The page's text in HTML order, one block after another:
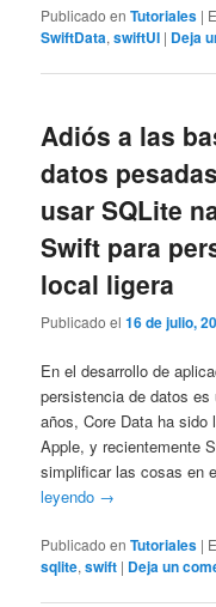
Publicado en Tutoriales |
SwiftData,swiftUI | Deja
Adiós a las
datos
usar SQLite
Swift para
local ligera
Publicado el16 de julio,
En el desarrollo de
persistencia de datos es
años, Core Data ha sido
Apple, y recientemente
simplificar las cosas
leyendo →
Publicado en Tutoriales |
sqlite,swift | Deja un